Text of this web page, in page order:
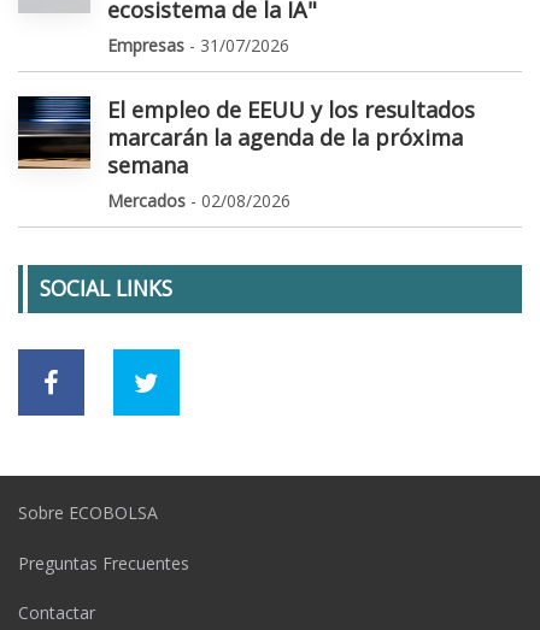
ecosistema de la IA"
Empresas - 31/07/2026
El empleo de EEUU y los resultados
marcarán la agenda de la próxima
semana
Mercados - 02/08/2026
SOCIAL LINKS
Sobre ECOBOLSA
Preguntas Frecuentes
Contactar